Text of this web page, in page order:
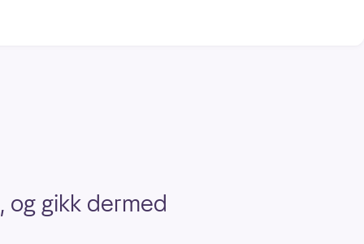
gikk dermed